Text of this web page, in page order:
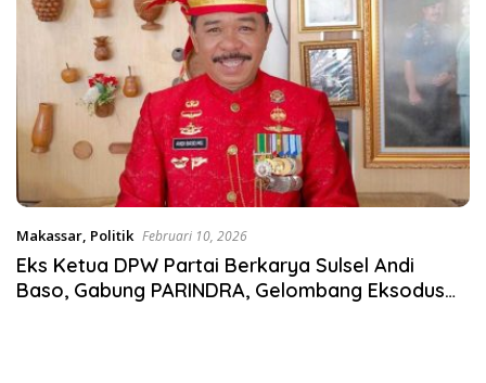
Makassar, Politik Februari 10, 2026
Eks Ketua DPW Partai Berkarya Sulsel Andi
Baso, Gabung PARINDRA, Gelombang Eksodus